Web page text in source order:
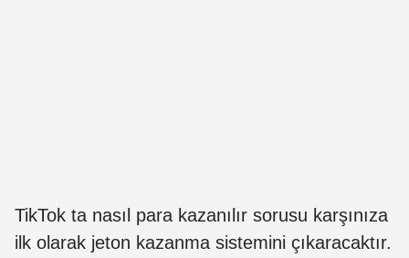
TikTok ta nasıl para kazanılır sorusu karşınıza
ilk olarak jeton kazanma sistemini çıkaracaktır.